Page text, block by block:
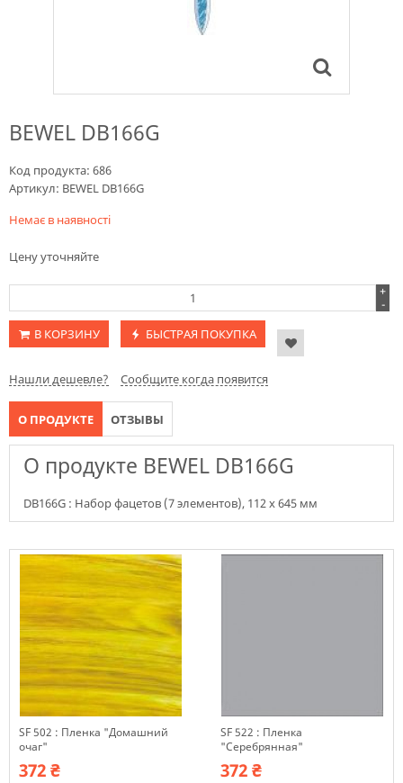
BEWEL DB166G
Код продукта: 686
Артикул: BEWEL DB166G
Немає в наявності
Цену уточняйте
+
-
В КОРЗИНУ
БЫСТРАЯ ПОКУПКА
Нашли дешевле? Сообщите когда появится
О ПРОДУКТЕ ОТЗЫВЫ
О продукте BEWEL DB166G
DB166G : Набор фацетов (7 элементов), 112 х 645 мм
SF 502 : Пленка "Домашний
очаг"
372 ₴
SF 522 : Пленка
"Серебрянная"
372 ₴